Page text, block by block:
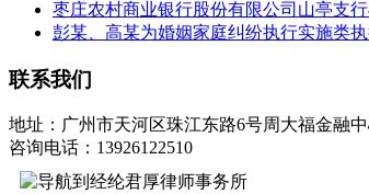
枣庄农村商业银行股份有限公司山亭支
彭某、高某为婚姻家庭纠纷执行实施类
联系我们
地址：广州市天河区珠江东路6号周大福金融
咨询电话：13926122510